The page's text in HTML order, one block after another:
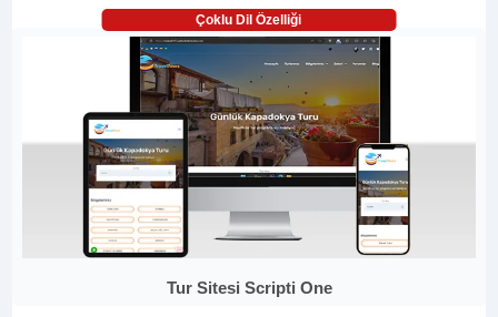
Çoklu Dil Özelliği
Tur Sitesi Scripti One